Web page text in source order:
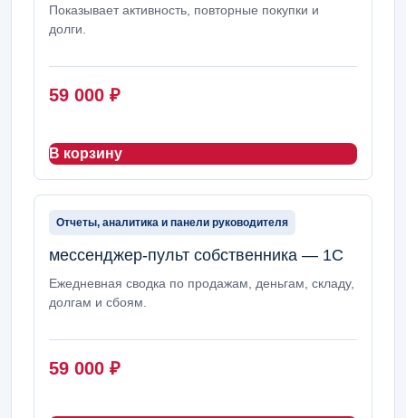
Показывает активность, повторные покупки и
долги.
59 000 ₽
В корзину
Отчеты, аналитика и панели руководителя
мессенджер-пульт собственника — 1С
Ежедневная сводка по продажам, деньгам, складу,
долгам и сбоям.
59 000 ₽